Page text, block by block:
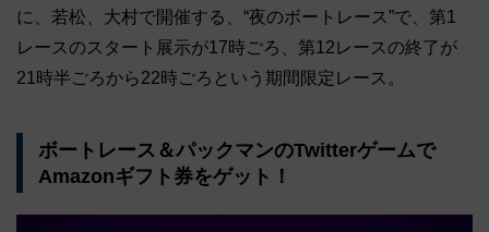
に、若松、大村で開催する、“夜のボートレース”で、第1
レースのスタート展示が17時ごろ、第12レースの終了が
21時半ごろから22時ごろという期間限定レース。
ボートレース＆パックマンのTwitterゲームで
Amazonギフト券をゲット！